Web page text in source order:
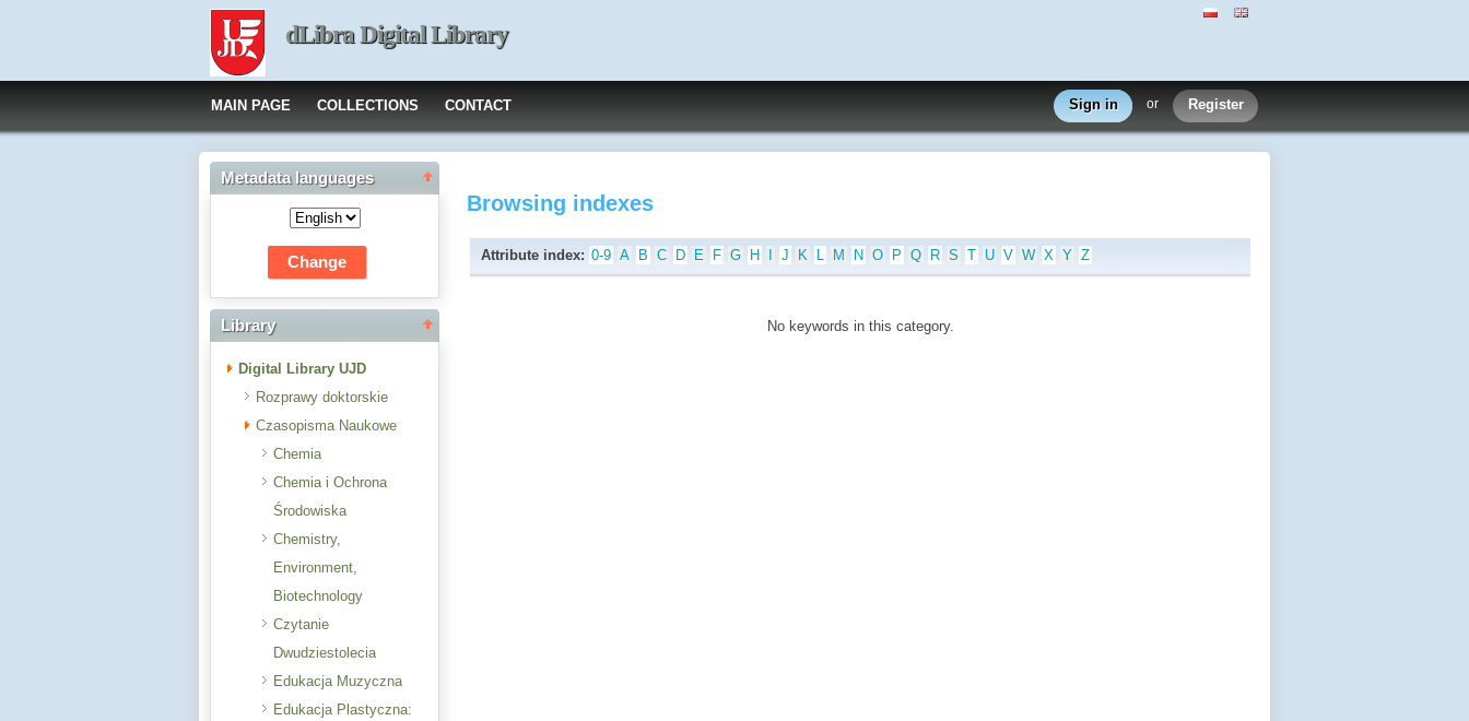
dLibra Digital Library
MAIN PAGE COLLECTIONS CONTACT Sign in or Register
Metadata languages
Library
Digital Library UJD
Rozprawy doktorskie
Czasopisma Naukowe
Chemia
Chemia i Ochrona
Środowiska
Chemistry,
Environment,
Biotechnology
Czytanie
Dwudziestolecia
Edukacja Muzyczna
Edukacja Plastyczna:
Browsing indexes
Attribute index: 0-9 A B C D E F G H J K L M N O P Q R S T U V W X Y Z
No keywords in this category.